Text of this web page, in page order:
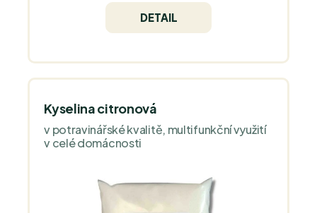
samozřejmě 'matku'.
DETAIL
Kyselina citronová
v potravinářské kvalitě, multifunkční využití
v celé domácnosti